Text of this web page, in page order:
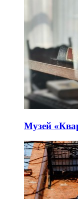
Музей